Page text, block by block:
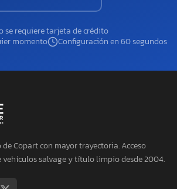
se requiere tarjeta de crédito
momento
Configuración en 60 segundos
Copart con mayor trayectoria. Acceso
vehículos salvage y título limpio desde 2004.